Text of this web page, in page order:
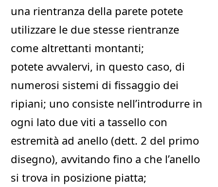
una rientranza della parete potete
utilizzare le due stesse rientranze
come altrettanti montanti;
potete avvalervi, in questo caso, di
numerosi sistemi di fissaggio dei
ripiani; uno consiste nell’introdurre in
ogni lato due viti a tassello con
estremità ad anello (dett. 2 del primo
disegno), avvitando fino a che l’anello
si trova in posizione piatta;